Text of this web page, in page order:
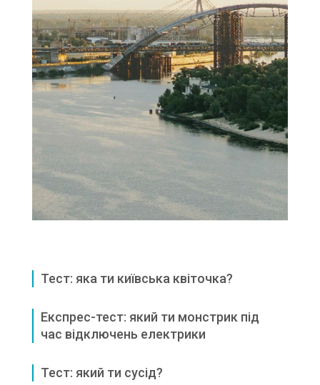
Тест: яка ти київська квіточка?
Експрес-тест: який ти монстрик під
час відключень електрики
Тест: який ти сусід?